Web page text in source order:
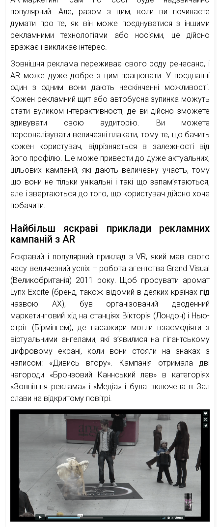
популярний. Але, разом з цим, коли ви починаєте
думати про те, як він може поєднуватися з іншими
рекламними технологіями або носіями, це дійсно
вражає і викликає інтерес.
Зовнішня реклама переживає свого роду ренесанс, і
AR може дуже добре з цим працювати. У поєднанні
один з одним вони дають нескінченні можливості.
Кожен рекламний щит або автобусна зупинка можуть
стати вуликом інтерактивності, де ви дійсно зможете
здивувати свою аудиторію. Ви можете
персоналізувати величезні плакати, тому те, що бачить
кожен користувач, відрізняється в залежності від
його профілю. Це може привести до дуже актуальних,
цільових кампаній, які дають величезну участь, тому
що вони не тільки унікальні і такі що запам’ятаються,
але і звертаються до того, що користувач дійсно хоче
побачити.
Найбільш яскраві приклади рекламних
кампаній з AR
Яскравий і популярний приклад з VR, який мав свого
часу величезний успіх – робота агентства Grand Visual
(Великобританія) 2011 року. Щоб просувати аромат
Lynx Excite (бренд, також відомий в деяких країнах під
назвою AX), був організований дводенний
маркетинговий хід на станціях Вікторія (Лондон) і Нью-
стріт (Бірмінгем), де пасажири могли взаємодіяти з
віртуальними ангелами, які з’явилися на гігантському
цифровому екрані, коли вони стояли на знаках з
написом: «Дивись вгору». Кампанія отримала дві
нагороди «Бронзовий Каннський лев» в категоріях
«Зовнішня реклама» і «Медіа» і була включена в Зал
слави на відкритому повітрі.